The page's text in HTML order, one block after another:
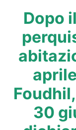
Dopo
30